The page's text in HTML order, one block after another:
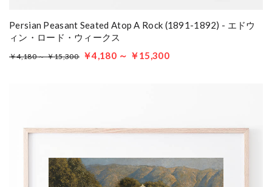
Persian Peasant Seated Atop A Rock (1891-1892) - エドウ
ィン・ロード・ウィークス
￥4,180 ～ ￥15,300 ￥4,180 ～ ￥15,300